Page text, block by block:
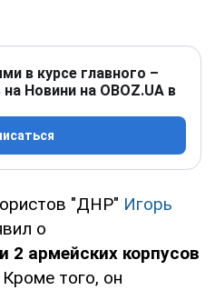
в курсе главного –
Новини на OBOZ.UA в
"ДНР" Игорь
о
2 армейских корпусов
Кроме того, он